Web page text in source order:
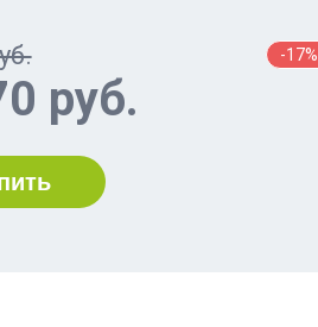
-17%
руб.